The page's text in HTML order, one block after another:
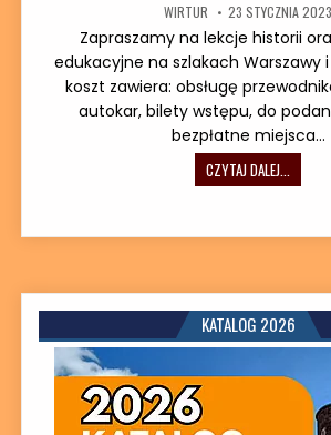
AUTOR:
WIRTUR DATA PUBLIKACJI:
23 STYCZNIA 2023
Zapraszamy na lekcje historii
edukacyjne na szlakach Warszawy
koszt zawiera: obsługę
autokar, bilety wstępu, do
bezpłatne miejsca…
CZYTAJ DALEJ...
KATALOG 2026